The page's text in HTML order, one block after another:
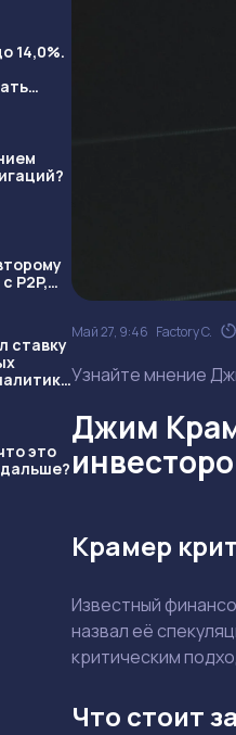
14,0%.
P2P,
ставку
это
Май 27, 9:46 Factory C.
Узнайте мнение
Джим
Крамер
Известный
назвал её
критическим
Что стоит